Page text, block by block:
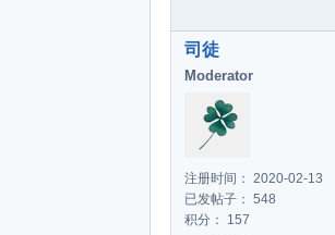
司徒
Moderator
注册时间： 2020-02-13
已发帖子： 548
积分： 157